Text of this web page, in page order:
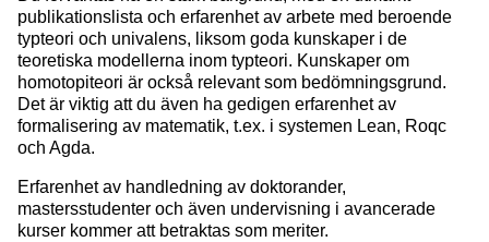
publikationslista och erfarenhet av arbete med beroende
typteori och univalens, liksom goda kunskaper i de
teoretiska modellerna inom typteori. Kunskaper om
homotopiteori är också relevant som bedömningsgrund.
Det är viktig att du även ha gedigen erfarenhet av
formalisering av matematik, t.ex. i systemen Lean, Roqc
och Agda.
Erfarenhet av handledning av doktorander,
mastersstudenter och även undervisning i avancerade
kurser kommer att betraktas som meriter.